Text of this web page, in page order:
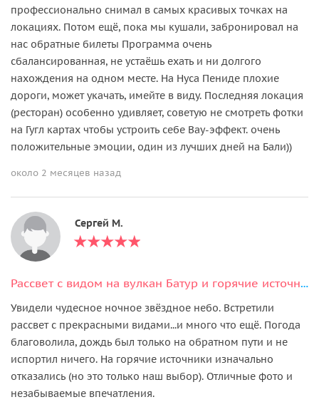
профессионально снимал в самых красивых точках на
локациях. Потом ещё, пока мы кушали, забронировал на
нас обратные билеты Программа очень
сбалансированная, не устаёшь ехать и ни долгого
нахождения на одном месте. На Нуса Пениде плохие
дороги, может укачать, имейте в виду. Последняя локация
(ресторан) особенно удивляет, советую не смотреть фотки
на Гугл картах чтобы устроить себе Вау-эффект. очень
положительные эмоции, один из лучших дней на Бали))
около 2 месяцев назад
Сергей М.
Рассвет с видом на вулкан Батур и горячие источники Batur Hot Springs
Увидели чудесное ночное звёздное небо. Встретили
рассвет с прекрасными видами...и много что ещё. Погода
благоволила, дождь был только на обратном пути и не
испортил ничего. На горячие источники изначально
отказались (но это только наш выбор). Отличные фото и
незабываемые впечатления.